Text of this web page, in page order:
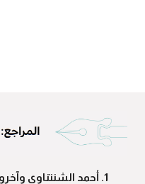
أحمد الشنتناوي